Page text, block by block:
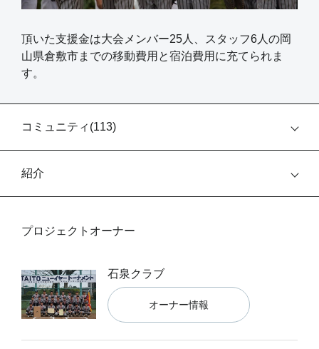
頂いた支援金は大会メンバー25人、スタッフ6人の岡
山県倉敷市までの移動費用と宿泊費用に充てられま
す。
コミュニティ(113)
紹介
プロジェクトオーナー
石泉クラブ
オーナー情報